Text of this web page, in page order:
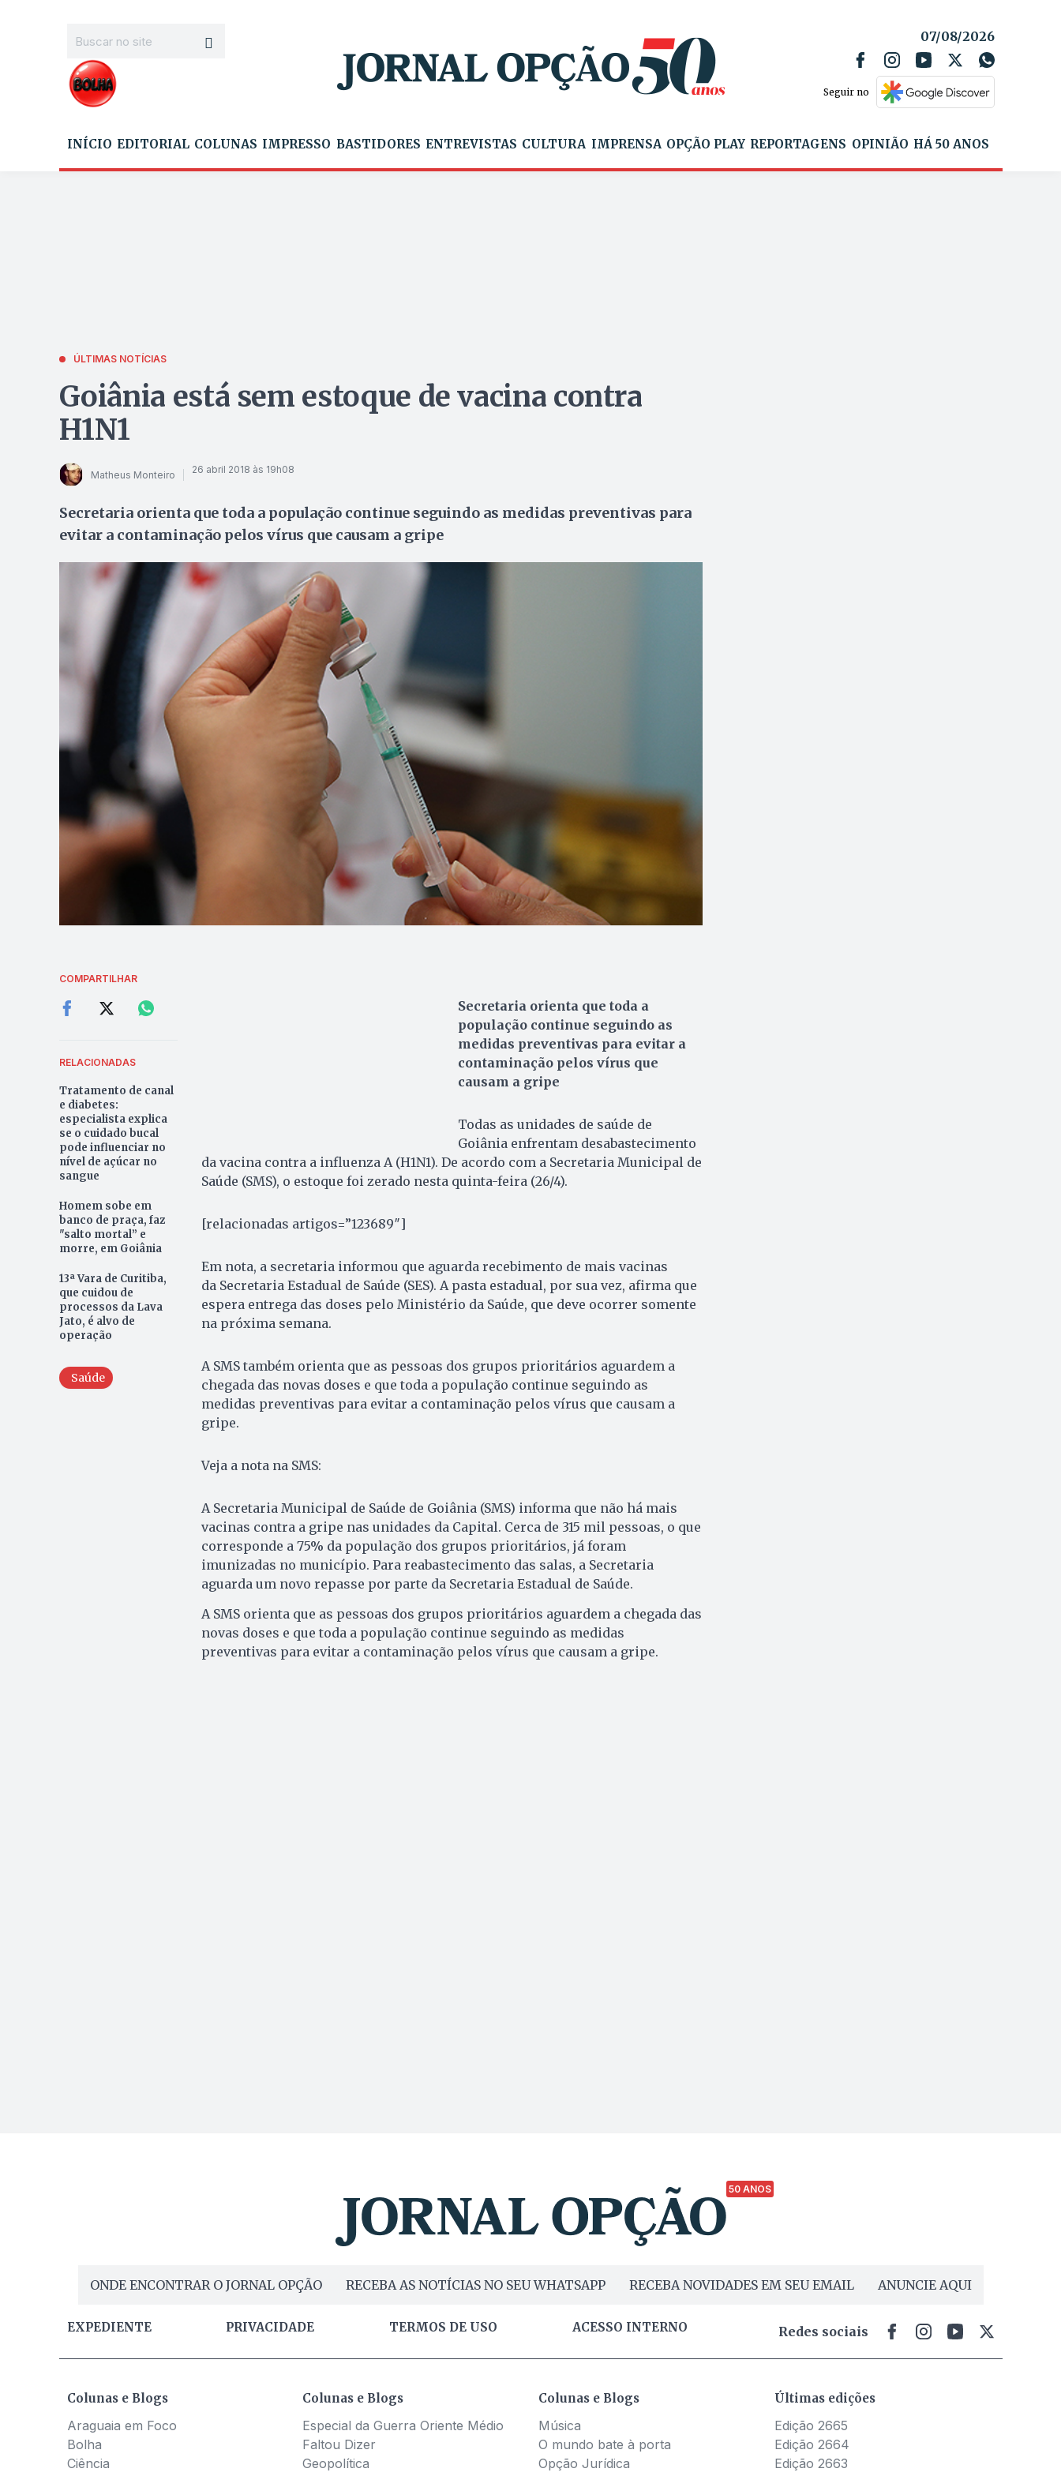
07/08/2026
Seguir no
INÍCIO EDITORIAL COLUNAS IMPRESSO BASTIDORES ENTREVISTAS CULTURA IMPRENSA OPÇÃO PLAY REPORTAGENS OPINIÃO HÁ 50 ANOS
ÚLTIMAS NOTÍCIAS
Goiânia está sem estoque de vacina contra
H1N1
Matheus Monteiro 26 abril 2018 às 19h08
Secretaria orienta que toda a população continue seguindo as medidas preventivas para
evitar a contaminação pelos vírus que causam a gripe
COMPARTILHAR
RELACIONADAS
Tratamento de canal
e diabetes:
especialista explica
se o cuidado bucal
pode influenciar no
nível de açúcar no
sangue
Homem sobe em
banco de praça, faz
"salto mortal” e
morre, em Goiânia
13ª Vara de Curitiba,
que cuidou de
processos da Lava
Jato, é alvo de
operação
Saúde
Secretaria orienta que toda a
população continue seguindo as
medidas preventivas para evitar a
contaminação pelos vírus que
causam a gripe
Todas as unidades de saúde de
Goiânia enfrentam desabastecimento
da vacina contra a influenza A (H1N1). De acordo com a Secretaria Municipal de
Saúde (SMS), o estoque foi zerado nesta quinta-feira (26/4).
[relacionadas artigos=”123689″]
Em nota, a secretaria informou que aguarda recebimento de mais vacinas
da Secretaria Estadual de Saúde (SES). A pasta estadual, por sua vez, afirma que
espera entrega das doses pelo Ministério da Saúde, que deve ocorrer somente
na próxima semana.
A SMS também orienta que as pessoas dos grupos prioritários aguardem a
chegada das novas doses e que toda a população continue seguindo as
medidas preventivas para evitar a contaminação pelos vírus que causam a
gripe.
Veja a nota na SMS:
A Secretaria Municipal de Saúde de Goiânia (SMS) informa que não há mais
vacinas contra a gripe nas unidades da Capital. Cerca de 315 mil pessoas, o que
corresponde a 75% da população dos grupos prioritários, já foram
imunizadas no município. Para reabastecimento das salas, a Secretaria
aguarda um novo repasse por parte da Secretaria Estadual de Saúde.
A SMS orienta que as pessoas dos grupos prioritários aguardem a chegada das
novas doses e que toda a população continue seguindo as medidas
preventivas para evitar a contaminação pelos vírus que causam a gripe.
50 ANOS
ONDE ENCONTRAR O JORNAL OPÇÃO RECEBA AS NOTÍCIAS NO SEU WHATSAPP RECEBA NOVIDADES EM SEU EMAIL ANUNCIE AQUI
EXPEDIENTE PRIVACIDADE TERMOS DE USO ACESSO INTERNO Redes sociais
Colunas e Blogs
Araguaia em Foco
Bolha
Ciência
Colunas e Blogs
Especial da Guerra Oriente Médio
Faltou Dizer
Geopolítica
Colunas e Blogs
Música
O mundo bate à porta
Opção Jurídica
Últimas edições
Edição 2665
Edição 2664
Edição 2663